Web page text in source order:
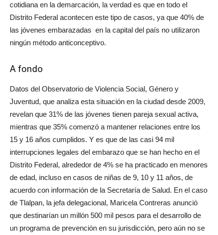
cotidiana en la demarcación, la verdad es que en todo el
Distrito Federal acontecen este tipo de casos, ya que 40% de
las jóvenes embarazadas en la capital del país no utilizaron
ningún método anticonceptivo.
A fondo
Datos del Observatorio de Violencia Social, Género y
Juventud, que analiza esta situación en la ciudad desde 2009,
revelan que 31% de las jóvenes tienen pareja sexual activa,
mientras que 35% comenzó a mantener relaciones entre los
15 y 16 años cumplidos. Y es que de las casi 94 mil
interrupciones legales del embarazo que se han hecho en el
Distrito Federal, alrededor de 4% se ha practicado en menores
de edad, incluso en casos de niñas de 9, 10 y 11 años, de
acuerdo con información de la Secretaría de Salud. En el caso
de Tlalpan, la jefa delegacional, Maricela Contreras anunció
que destinarían un millón 500 mil pesos para el desarrollo de
un programa de prevención en su jurisdicción, pero aún no se